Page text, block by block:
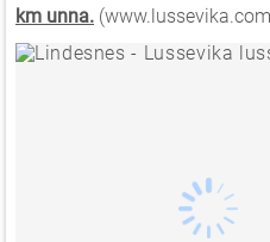
km unna.